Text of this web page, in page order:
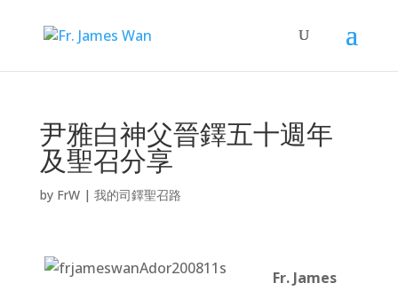
尹雅白神父晉鐸五十週年
及聖召分享
by FrW| 我的司鐸聖召路
Fr. James